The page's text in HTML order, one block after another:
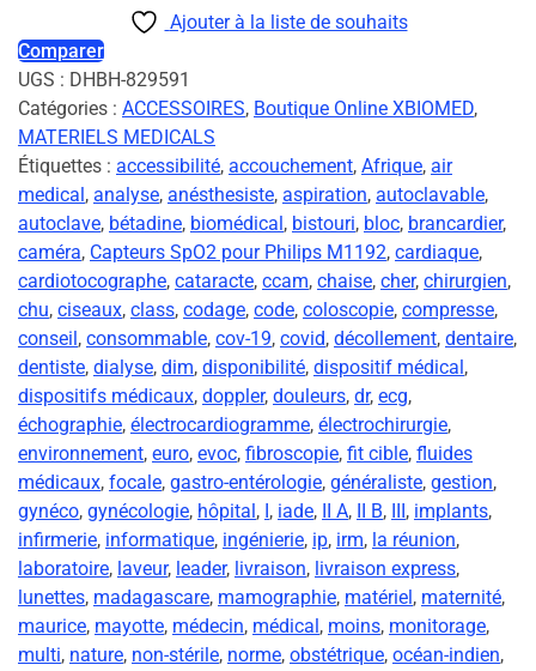
Ajouter à la liste de souhaits
Comparer
UGS : DHBH-829591
Catégories : ACCESSOIRES, Boutique Online XBIOMED,
MATERIELS MEDICALS
Étiquettes : accessibilité, accouchement, Afrique, air
medical , analyse, anésthesiste, aspiration, autoclavable,
autoclave, bétadine, biomédical , bistouri, bloc, brancardier,
caméra, Capteurs SpO2 pour Philips M1192, cardiaque,
cardiotocographe, cataracte, ccam, chaise, cher, chirurgien,
chu, ciseaux, class, codage, code, coloscopie, compresse,
conseil , consommable, cov-19, covid, décollement, dentaire,
dentiste, dialyse, dim, disponibilité, dispositif médical ,
dispositifs médicaux, doppler, douleurs, dr, ecg,
échographie, électrocardiogramme, électrochirurgie,
environnement, euro, evoc, fibroscopie, fit cible, fluides
médicaux, focale, gastro-entérologie, généraliste, gestion,
gynéco, gynécologie, hôpital , , iade, II A, II B, , implants,
infirmerie, informatique, ingénierie, ip, irm, la réunion,
laboratoire, laveur, leader, livraison, livraison express,
lunettes, madagascare, mamographie, matériel , maternité,
maurice, mayotte, médecin, médical , moins, monitorage,
multi, nature, non-stérile, norme, obstétrique, océan-indien,